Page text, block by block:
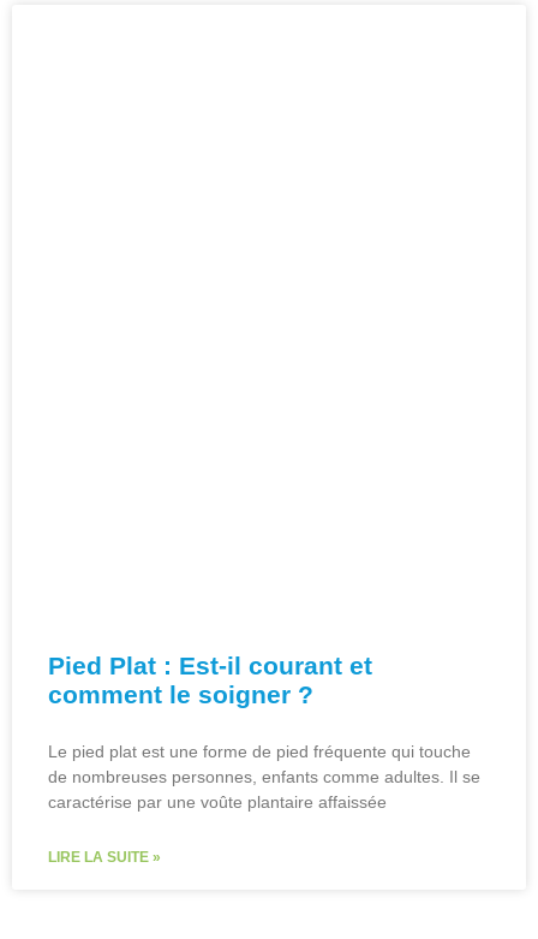
Pied Plat : Est-il courant et
comment le soigner ?
Le pied plat est une forme de pied fréquente qui touche
de nombreuses personnes, enfants comme adultes. Il se
caractérise par une voûte plantaire affaissée
LIRE LA SUITE »